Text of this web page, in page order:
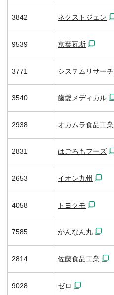
3842 ネクストジェン
9539 京葉瓦斯
3771 システムリサーチ
3540 歯愛メディカル
2938 オカムラ食品工業
2831 はごろもフーズ
2653 イオン九州
4058 トヨクモ
7585 かんなん丸
2814 佐藤食品工業
9028 ゼロ